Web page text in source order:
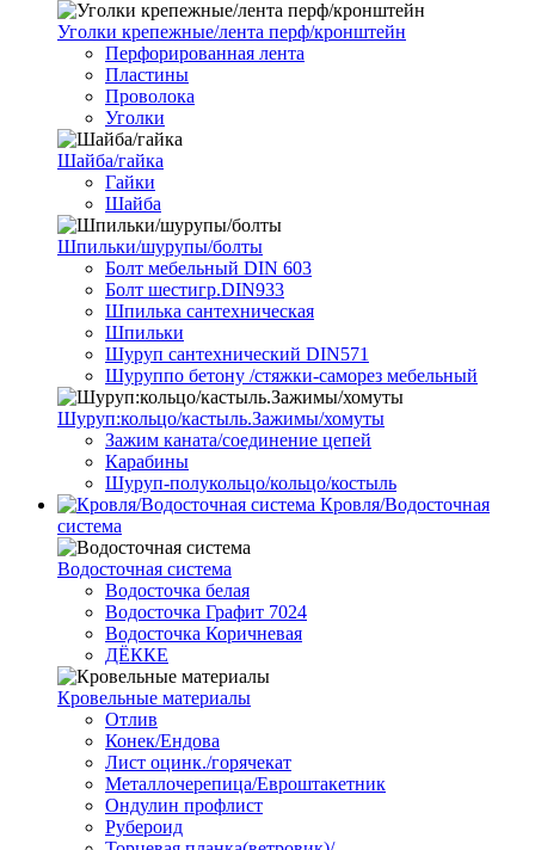
Уголки крепежные/лента перф/кронштейн
Перфорированная лента
Пластины
Проволока
Уголки
Шайба/гайка
Гайки
Шайба
Шпильки/шурупы/болты
Болт мебельный DIN 603
Болт шестигр.DIN933
Шпилька сантехническая
Шпильки
Шуруп сантехнический DIN571
Шуруппо бетону /стяжки-саморез мебельный
Шуруп:кольцо/кастыль.Зажимы/хомуты
Зажим каната/соединение цепей
Карабины
Шуруп-полукольцо/кольцо/костыль
Кровля/Водосточная
система
Водосточная система
Водосточка белая
Водосточка Графит 7024
Водосточка Коричневая
ДЁККЕ
Кровельные материалы
Отлив
Конек/Ендова
Лист оцинк./горячекат
Металлочерепица/Евроштакетник
Ондулин профлист
Рубероид